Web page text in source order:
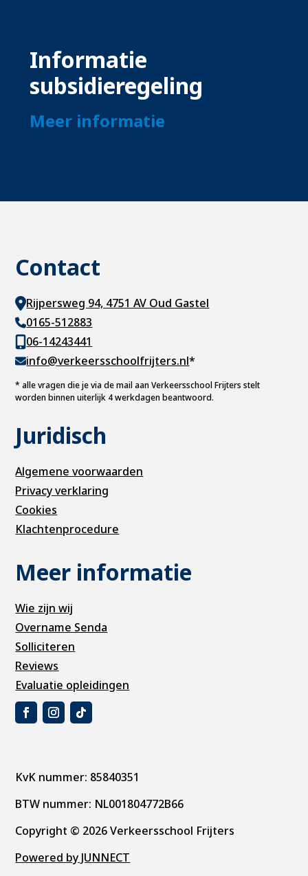
Informatie
subsidieregeling
Meer informatie
Contact
Rijpersweg 94, 4751 AV Oud Gastel
0165-512883
06-14243441
info@verkeersschoolfrijters.nl*
*alle vragen die je via de mail aan Verkeersschool Frijters stelt
worden binnen uiterlijk 4 werkdagen beantwoord.
Juridisch
Algemene voorwaarden
Privacy verklaring
Cookies
Klachtenprocedure
Meer informatie
Wie zijn wij
Overname Senda
Solliciteren
Reviews
Evaluatie opleidingen
KvK nummer: 85840351
BTW nummer: NL001804772B66
Copyright © 2026 Verkeersschool Frijters
Powered by JUNNECT